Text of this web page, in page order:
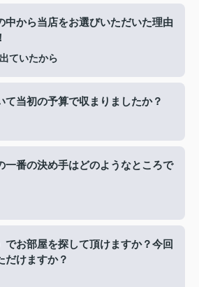
中から当店をお選びいただいた理由
ていたから
て当初の予算で収まりましたか？
一番の決め手はどのようなところで
でお部屋を探して頂けますか？今回
だけますか？